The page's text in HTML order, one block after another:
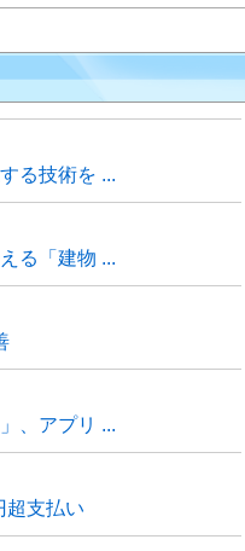
る技術を ...
る「建物 ...
、アプリ ...
超支払い